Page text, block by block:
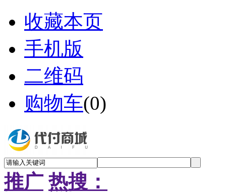
收藏本页
手机版
二维码
购物车(0)
推广 热搜：